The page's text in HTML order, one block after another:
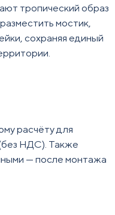
тропический образ
мостик,
сохраняя единый
расчёту для
НДС). Также
— после монтажа